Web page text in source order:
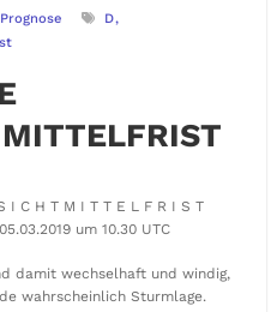
Prognose
D
I C H T M I T T E L F R I S T
um 10.30 UTC
damit wechselhaft und windig,
wahrscheinlich Sturmlage.